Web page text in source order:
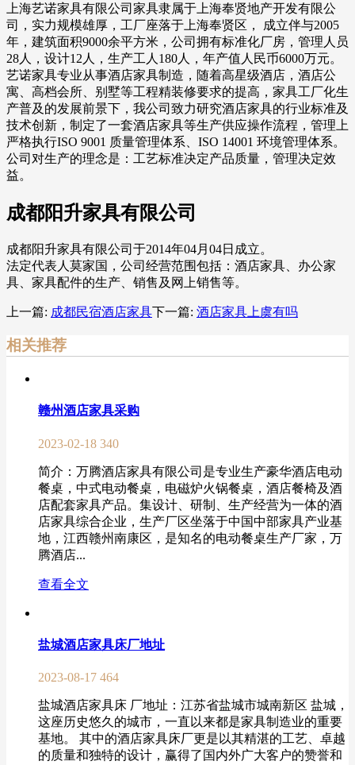
上海艺诺家具有限公司家具隶属于上海奉贤地产开发有限公
司，实力规模雄厚，工厂座落于上海奉贤区， 成立伴与2005
年，建筑面积9000余平方米，公司拥有标准化厂房，管理人员
28人，设计12人，生产工人180人，年产值人民币6000万元。
艺诺家具专业从事酒店家具制造，随着高星级酒店，酒店公
寓、高档会所、别墅等工程精装修要求的提高，家具工厂化生
产普及的发展前景下，我公司致力研究酒店家具的行业标准及
技术创新，制定了一套酒店家具等生产供应操作流程，管理上
严格执行ISO 9001 质量管理体系、ISO 14001 环境管理体系。
公司对生产的理念是：工艺标准决定产品质量，管理决定效
益。
成都阳升家具有限公司
成都阳升家具有限公司于2014年04月04日成立。
法定代表人莫家国，公司经营范围包括：酒店家具、办公家
具、家具配件的生产、销售及网上销售等。
上一篇: 成都民宿酒店家具下一篇: 酒店家具上虞有吗
相关推荐
赣州酒店家具采购
2023-02-18 340
简介：万腾酒店家具有限公司是专业生产豪华酒店电动
餐桌，中式电动餐桌，电磁炉火锅餐桌，酒店餐椅及酒
店配套家具产品。集设计、研制、生产经营为一体的酒
店家具综合企业，生产厂区坐落于中国中部家具产业基
地，江西赣州南康区，是知名的电动餐桌生产厂家，万
腾酒店...
查看全文
盐城酒店家具床厂地址
2023-08-17 464
盐城酒店家具床 厂地址：江苏省盐城市城南新区 盐城，
这座历史悠久的城市，一直以来都是家具制造业的重要
基地。 其中的酒店家具床厂更是以其精湛的工艺、卓越
的质量和独特的设计，赢得了国内外广大客户的赞誉和